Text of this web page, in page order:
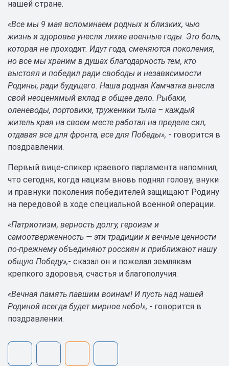
нашей стране.
«Все мы 9 мая вспоминаем родных и близких, чью
жизнь и здоровье унесли лихие военные годы. Это боль,
которая не проходит. Идут года, сменяются поколения,
но все мы храним в душах благодарность тем, кто
выстоял и победил ради свободы и независимости
Родины, ради будущего. Наша родная Камчатка внесла
свой неоценимый вклад в общее дело. Рыбаки,
оленеводы, портовики, труженики тыла – каждый
житель края на своем месте работал на пределе сил,
отдавая все для фронта, все для Победы», - говорится в
поздравлении.
Первый вице-спикер краевого парламента напомнил,
что сегодня, когда нацизм вновь поднял голову, внуки
и правнуки поколения победителей защищают Родину
на передовой в ходе специальной военной операции.
«Патриотизм, верность долгу, героизм и
самоотверженность — эти традиции и вечные ценности
по-прежнему объединяют россиян и приближают нашу
общую Победу»,- сказал он и пожелал землякам
крепкого здоровья, счастья и благополучия.
«Вечная память павшим воинам! И пусть над нашей
Родиной всегда будет мирное небо!», - говорится в
поздравлении.